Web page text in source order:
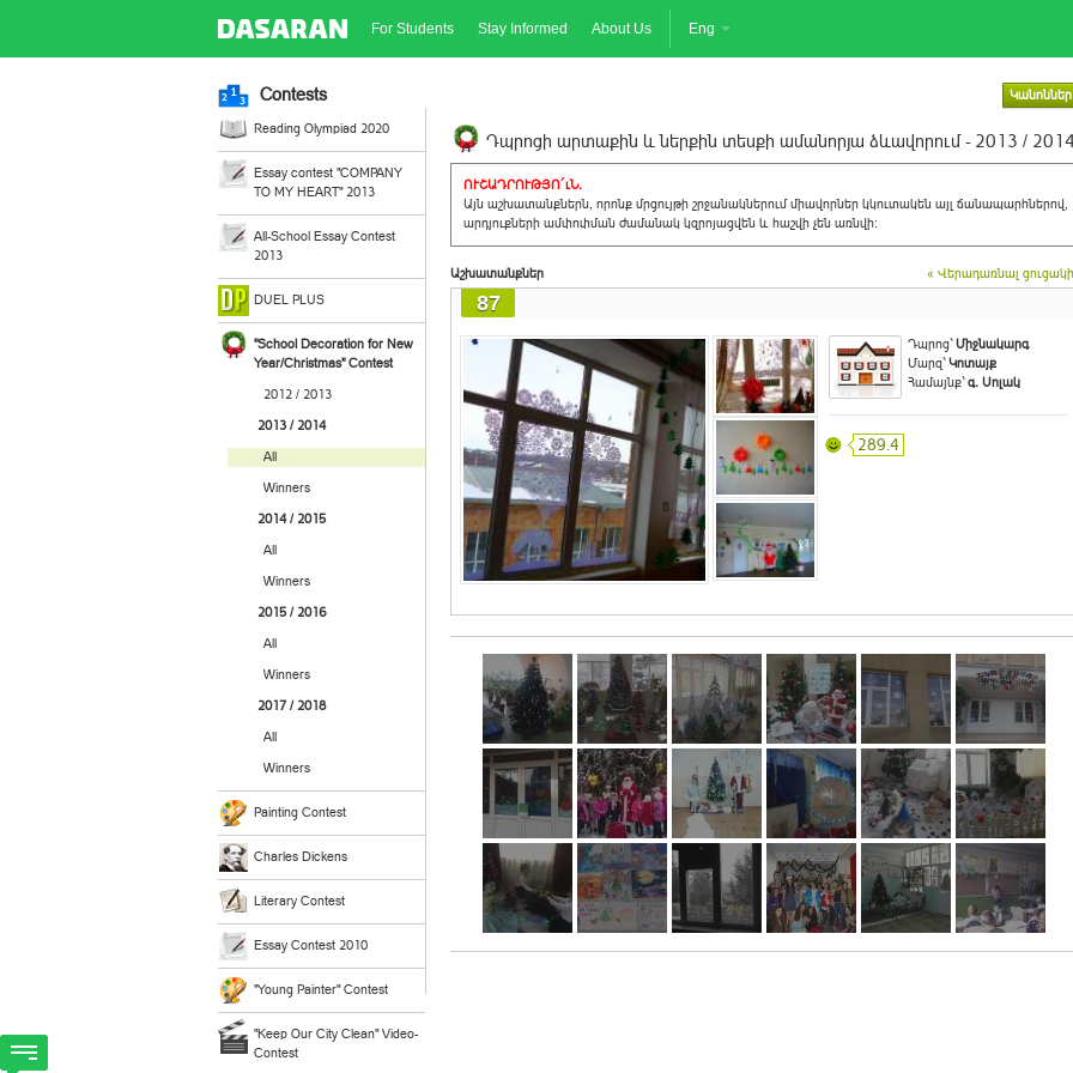
For Students Stay Informed About Us Eng
Contests Կանոններ
Reading Olympiad 2020
Essay contest "COMPANY
TO MY HEART" 2013
All-School Essay Contest
2013
DUEL PLUS
"School Decoration for New
Year/Christmas" Contest
2012 / 2013
2013 / 2014
All
Winners
2014 / 2015
All
Winners
2015 / 2016
All
Winners
2017 / 2018
All
Winners
Painting Contest
Charles Dickens
Literary Contest
Essay Contest 2010
"Young Painter" Contest
"Keep Our City Clean" Video-
Contest
Դպրոցի արտաքին և ներքին տեսքի ամանորյա ձևավորում - 2013 / 2014
ՈՒՇԱԴՐՈՒԹՅՈ´ւՆ.
Այն աշխատանքներն, որոնք մրցույթի շրջանակներում միավորներ կկուտակեն այլ ճանապարհներով,
արդյուքների ամփոփման ժամանակ կզրոյացվեն և հաշվի չեն առնվի:
Աշխատանքներ « Վերադառնալ
87
Դպրոց`Միջնակարգ
Մարզ`Կոտայք
Համայնք`գ. Սոլակ
289.4